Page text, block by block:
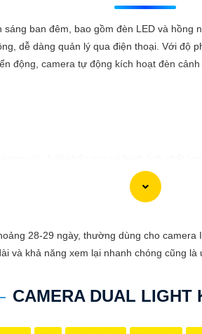
ban đêm, bao gồm đèn LED và hồng
dễ dàng quản lý qua điện thoại. Với độ
động, camera tự động kích hoạt đèn
hệ thống giám sát của bạn? Hãy đến
chất lượng cao, rõ nét và độ tin cậy cao.
28-29 ngày, thường dùng cho
và khả năng xem lại nhanh chóng cũng
CAMERA DUAL LIGHT